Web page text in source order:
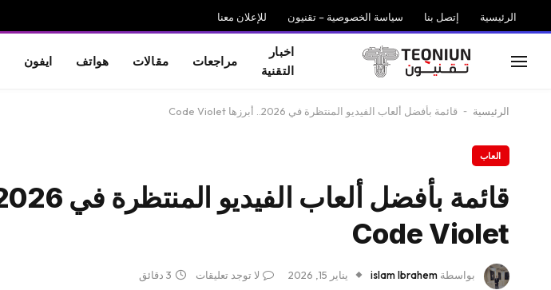
الرئيسية إتصل بنا سياسة الخصوصية – تقنيون للإعلان معنا
اخبار
التقنية
مراجعات مقالات هواتف ايفون
الرئيسية - قائمة بأفضل ألعاب الفيديو المنتظرة في 2026.. أبرزها Code Violet
العاب
Code Violet
بواسطة islam Ibrahem يناير 15, 2026 لا توجد تعليقات 3 دقائق